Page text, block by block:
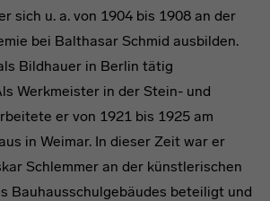
sich u. a. von 1904 bis 1908 an der
bei Balthasar Schmid ausbilden.
Bildhauer in Berlin tätig
Werkmeister in der Stein- und
er von 1921 bis 1925 am
in Weimar. In dieser Zeit war er
Schlemmer an der künstlerischen
Bauhausschulgebäudes beteiligt und